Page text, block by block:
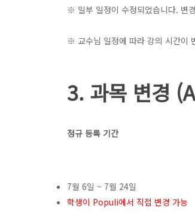
※ 일부 일정이 수정되었습니다. 변
※ 교수님 일정에 따라 강의 시간이
3. 과목 변경
정규 등록 기간
7월 6일 ~ 7월 24일
학생이 Populi에서 직접 변경 가능